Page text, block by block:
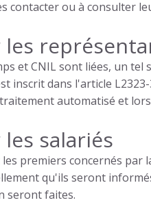
contacter ou à consulter
et CNILsont liées, un tel
inscrit dans l'article
automatisé et
salariés
premiers concernés par
qu'ils seront
seront faites.